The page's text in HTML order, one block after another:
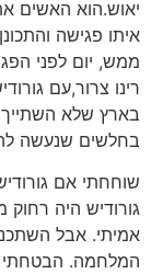
יאוש.הוא האשים
איתו פגישה
ממש, יום לפני
רינו צרור,עם
בארץ שלא
בחלשים שנעשה
שוחחתי אם
גורודיש היה
אמיתי. אבל
המלחמה. הבטחתי